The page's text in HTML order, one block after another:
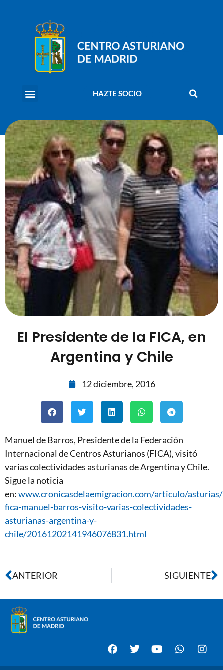
HAZTE SOCIO
El Presidente de la FICA, en
Argentina y Chile
12 diciembre, 2016
Manuel de Barros, Presidente de la Federación
Internacional de Centros Asturianos (FICA), visitó
varias colectividades asturianas de Argentina y Chile.
Sigue la noticia
en:www.cronicasdelaemigracion.com/articulo/
fica-manuel-barros-visito-varias-colectividades-
asturianas-argentina-y-
chile/20161202141946076831.html
ANTERIOR SIGUIENTE